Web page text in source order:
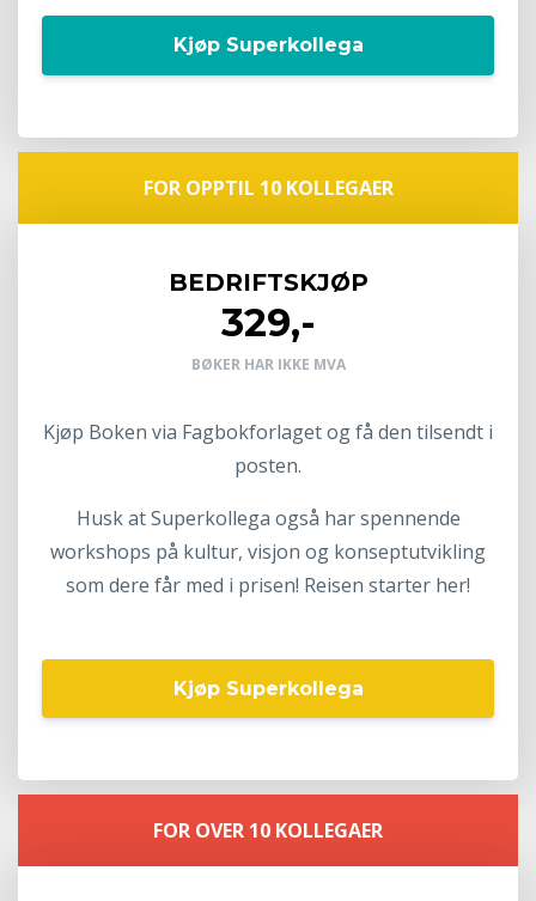
Kjøp Superkollega
FOR OPPTIL 10 KOLLEGAER
BEDRIFTSKJØP
329,-
BØKER HAR IKKE MVA
Kjøp Boken via Fagbokforlaget og få den tilsendt i
posten.
Husk at Superkollega også har spennende
workshops på kultur, visjon og konseptutvikling
som dere får med i prisen! Reisen starter her!
Kjøp Superkollega
FOR OVER 10 KOLLEGAER